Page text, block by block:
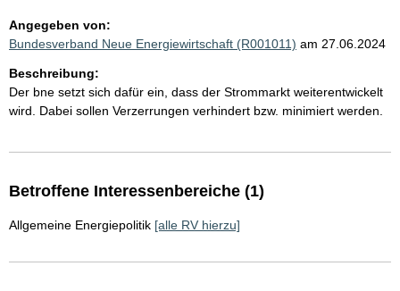
Angegeben von:
Bundesverband Neue Energiewirtschaft (R001011) am 27.06.2024
Beschreibung:
Der bne setzt sich dafür ein, dass der Strommarkt weiterentwickelt
wird. Dabei sollen Verzerrungen verhindert bzw. minimiert werden.
Betroffene Interessenbereiche (1)
Allgemeine Energiepolitik [alle RV hierzu]